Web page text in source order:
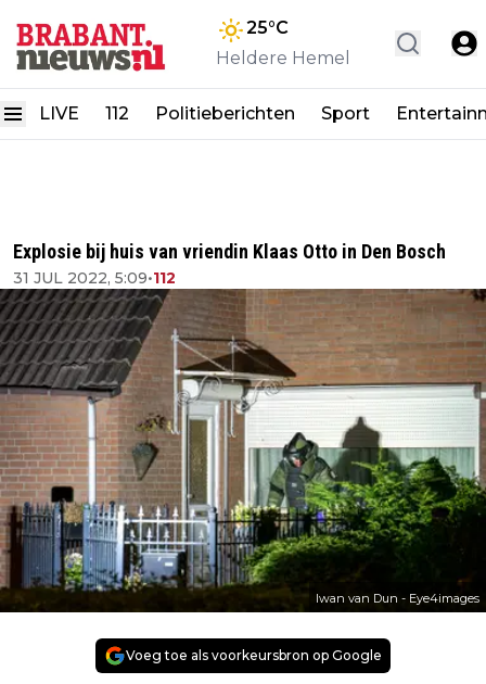
25°C
Heldere Hemel
LIVE 112 Politieberichten Sport
Explosie bij huis van vriendin Klaas Otto in Den Bosch
31 JUL 2022, 5:09•112
Iwan van Dun - Eye4images
Voeg toe als voorkeursbron op Google